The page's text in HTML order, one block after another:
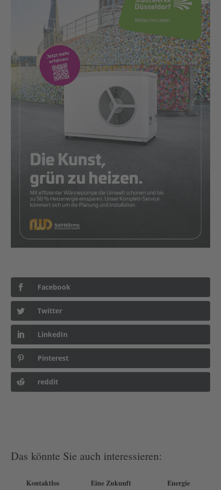
Facebook
Twitter
LinkedIn
Pinterest
reddit
Das könnte Sie auch interessieren:
Kontaktlos
Eine Zukunft
Energie